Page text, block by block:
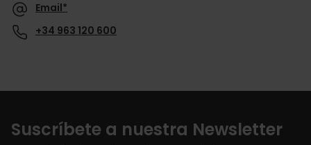
Email*
+34 963 120 600
Suscríbete a nuestra Newsletter